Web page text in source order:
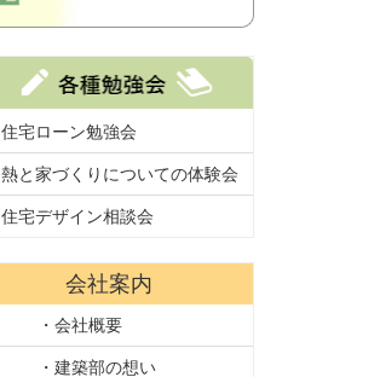
住宅ローン勉強会
熱と家づくりについての体験会
住宅デザイン相談会
会社案内
・会社概要
・建築部の想い